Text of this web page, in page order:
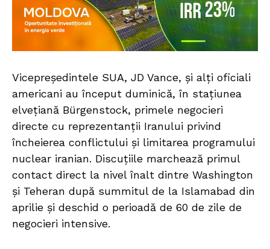
Vicepreședintele SUA, JD Vance, și alți oficiali
americani au început duminică, în stațiunea
elvețiană Bürgenstock, primele negocieri
directe cu reprezentanții Iranului privind
încheierea conflictului și limitarea programului
nuclear iranian. Discuțiile marchează primul
contact direct la nivel înalt dintre Washington
și Teheran după summitul de la Islamabad din
aprilie și deschid o perioadă de 60 de zile de
negocieri intensive.